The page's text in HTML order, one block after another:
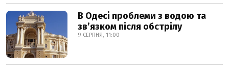
В Одесі проблеми з водою та
звʼязком після обстрілу
9 СЕРПНЯ, 11:00